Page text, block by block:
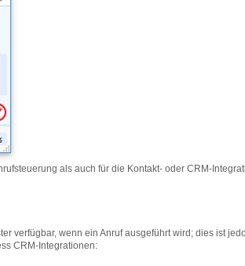
als auch für die Kontakt- oder CRM-
verfügbar, wenn ein Anruf ausgeführt wird; dies ist
CRM-Integrationen: